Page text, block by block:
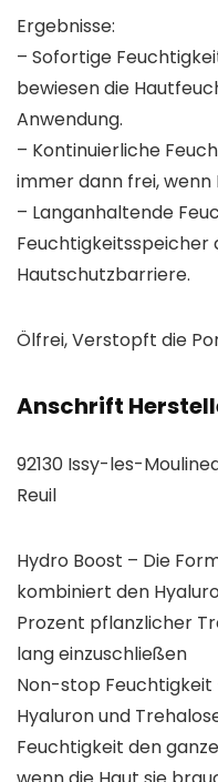
Ergebnisse:
– Sofortige
bewiesen die
Anwendung.
– Kontinuierliche
immer dann frei, wenn
– Langanhaltende
Feuchtigkeitsspeicher
Hautschutzbarriere.
Ölfrei, Verstopft die
Anschrift
92130 Issy-les-
Reuil
Hydro Boost – Die
kombiniert den
Prozent pflanzlicher
lang einzuschließen
Non-stop Feuchtigkeit
Hyaluron und
Feuchtigkeit den